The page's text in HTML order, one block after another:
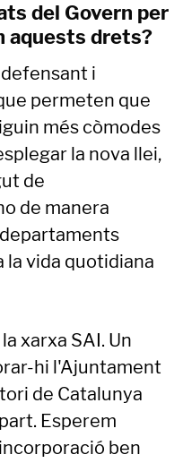
del Govern per
aquests drets?
i
permeten que
més còmodes
la nova llei,
de
de manera
la vida quotidiana
xarxa SAI. Un
hi l'Ajuntament
de Catalunya
Esperem
ben